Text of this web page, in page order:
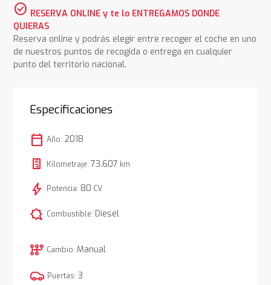
check_circle RESERVA ONLINE y te lo ENTREGAMOS DONDE
QUIERAS
Reserva online y podrás elegir entre recoger el coche en uno
de nuestros puntos de recogida o entrega en cualquier
punto del territorio nacional.
Especificaciones
calendar_today Año: 2018
Kilometraje: 73.607 km
bolt Potencia: 80 CV
comic_bubble Combustible: Diesel
auto_transmission Cambio: Manual
Puertas: 3